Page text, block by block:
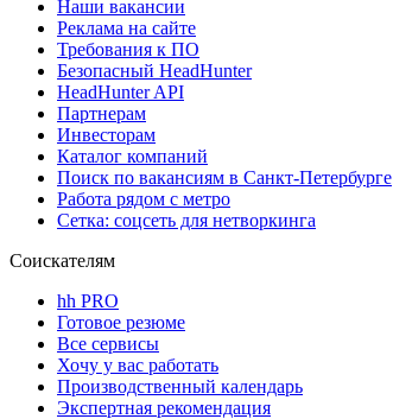
Наши вакансии
Реклама на сайте
Требования к ПО
Безопасный HeadHunter
HeadHunter API
Партнерам
Инвесторам
Каталог компаний
Поиск по вакансиям в Санкт-Петербурге
Работа рядом с метро
Сетка: соцсеть для нетворкинга
Соискателям
hh PRO
Готовое резюме
Все сервисы
Хочу у вас работать
Производственный календарь
Экспертная рекомендация